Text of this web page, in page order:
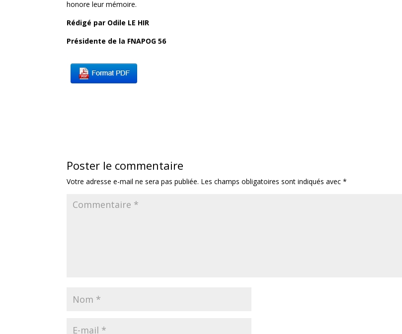
honore leur mémoire.
Rédigé par Odile LE HIR
Présidente de la FNAPOG 56
Poster le commentaire
Votre adresse e-mail ne sera pas publiée. Les champs obligatoires sont indiqués avec*